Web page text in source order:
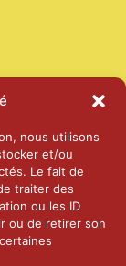
nous utilisons
et/ou
Le fait de
traiter des
ou les ID
ou de retirer son
de St-